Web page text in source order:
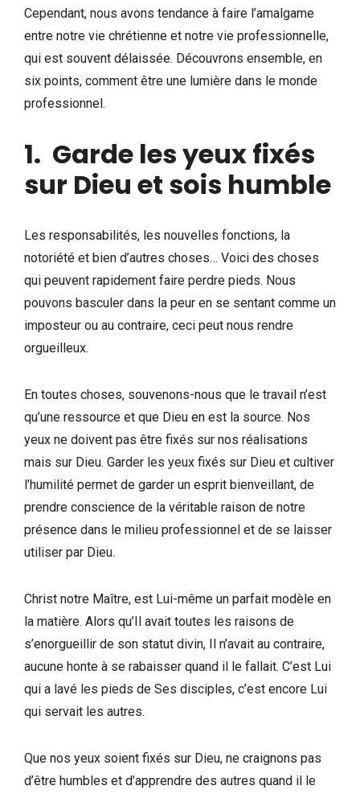
Cependant, nous avons tendance à faire l’amalgame
entre notre vie chrétienne et notre vie professionnelle,
qui est souvent délaissée. Découvrons ensemble, en
six points, comment être une lumière dans le monde
professionnel.
1. Garde les yeux fixés
sur Dieu et sois humble
Les responsabilités, les nouvelles fonctions, la
notoriété et bien d’autres choses… Voici des choses
qui peuvent rapidement faire perdre pieds. Nous
pouvons basculer dans la peur en se sentant comme un
imposteur ou au contraire, ceci peut nous rendre
orgueilleux.
En toutes choses, souvenons-nous que le travail n’est
qu’une ressource et que Dieu en est la source. Nos
yeux ne doivent pas être fixés sur nos réalisations
mais sur Dieu. Garder les yeux fixés sur Dieu et cultiver
l’humilité permet de garder un esprit bienveillant, de
prendre conscience de la véritable raison de notre
présence dans le milieu professionnel et de se laisser
utiliser par Dieu.
Christ notre Maître, est Lui-même un parfait modèle en
la matière. Alors qu’Il avait toutes les raisons de
s’enorgueillir de son statut divin, Il n’avait au contraire,
aucune honte à se rabaisser quand il le fallait. C’est Lui
qui a lavé les pieds de Ses disciples, c’est encore Lui
qui servait les autres.
Que nos yeux soient fixés sur Dieu, ne craignons pas
d’être humbles et d’apprendre des autres quand il le